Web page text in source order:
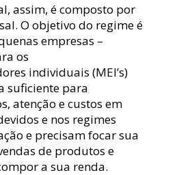
assim, é composto por
O objetivo do regime é
empresas –
os
individuais (MEI’s)
suficiente para
atenção e custos em
e nos regimes
e precisam focar sua
de produtos e
a sua renda.